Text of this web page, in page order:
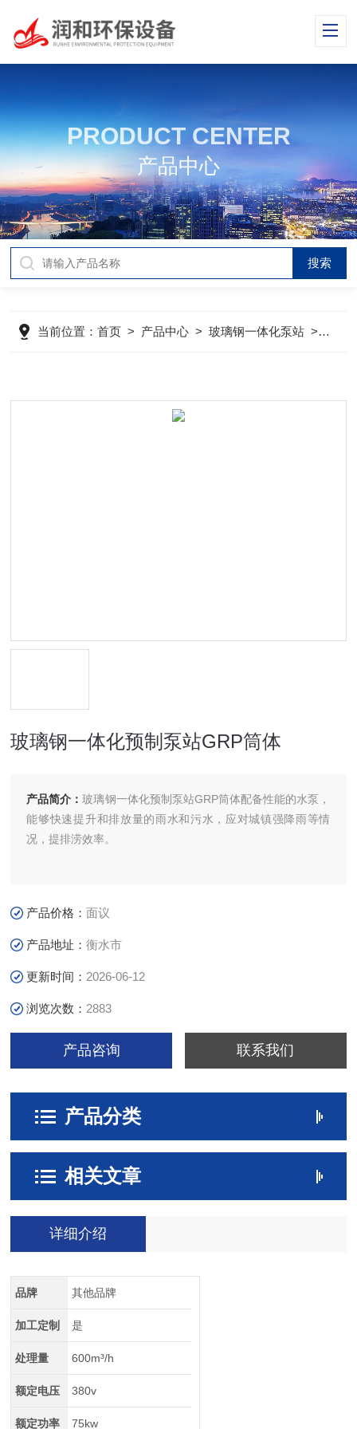
PRODUCT CENTER
产品中心
当前位置：首页 > 产品中心 >玻璃钢一体化泵站 > GRP
玻璃钢一体化预制泵站GRP筒体
产品简介：玻璃钢一体化预制泵站GRP筒体配备性能的水泵，
能够快速提升和排放量的雨水和污水，应对城镇强降雨等情
况，提排涝效率。
产品价格：面议
产品地址：衡水市
更新时间： 2026-06-12
浏览次数： 2883
产品咨询 联系我们
产品分类
相关文章
详细介绍
品牌 其他品牌
加工定制 是
处理量 600m³/h
额定电压 380v
额定功率 75kw